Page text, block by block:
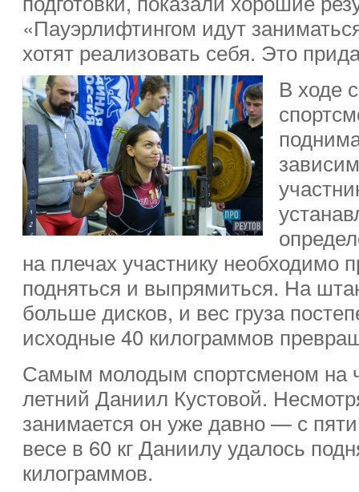
«Пауэрлифтингом идут
хотят реализовать себя. Это
В ходе
на плечах участнику необходимо
подняться и выпрямиться. На
больше дисков, и вес груза
исходные 40 килограммов
Самым молодым спортсменом на
летний Даниил Кустовой.
занимается он уже давно — с
весе в 60 кг Даниилу удалось
килограммов.